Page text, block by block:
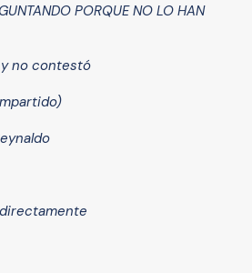
PORQUE NO LO HAN
y no contestó